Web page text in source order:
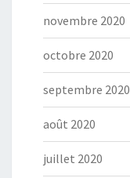
novembre 2020
octobre 2020
septembre 2020
août 2020
juillet 2020